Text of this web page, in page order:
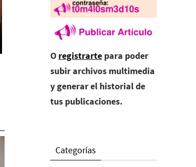
O registrarte para poder
subir archivos multimedia
y generar el historial de
tus publicaciones.
Categorías